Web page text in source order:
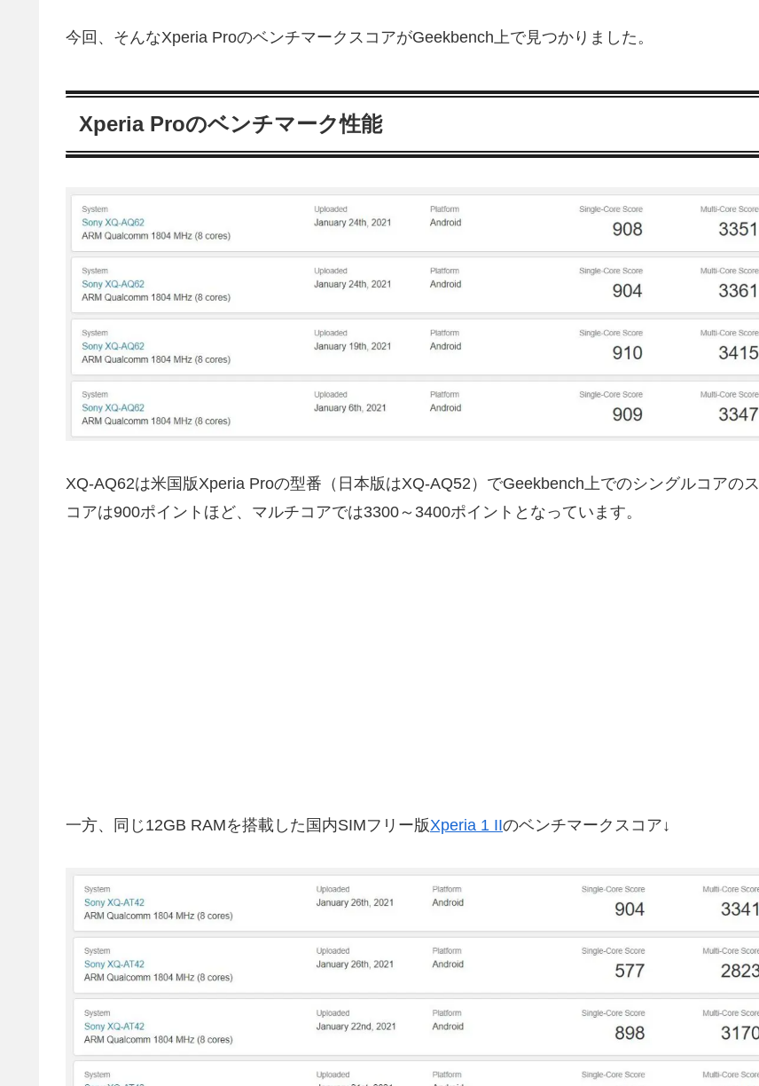
今回、そんなXperia ProのベンチマークスコアがGeekbench上で見つかりました。
Xperia Proのベンチマーク性能
XQ-AQ62は米国版Xperia Proの型番（日本版はXQ-AQ52）でGeekbench上でのシングルコアのス
コアは900ポイントほど、マルチコアでは3300～3400ポイントとなっています。
一方、同じ12GB RAMを搭載した国内SIMフリー版Xperia 1 IIのベンチマークスコア↓